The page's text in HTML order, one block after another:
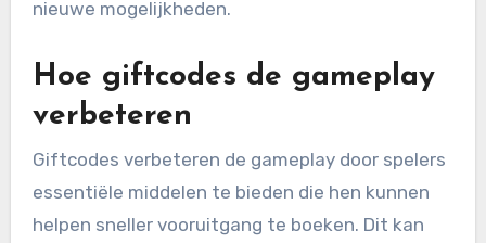
nieuwe mogelijkheden.
Hoe giftcodes de gameplay
verbeteren
Giftcodes verbeteren de gameplay door spelers
essentiële middelen te bieden die hen kunnen
helpen sneller vooruitgang te boeken. Dit kan